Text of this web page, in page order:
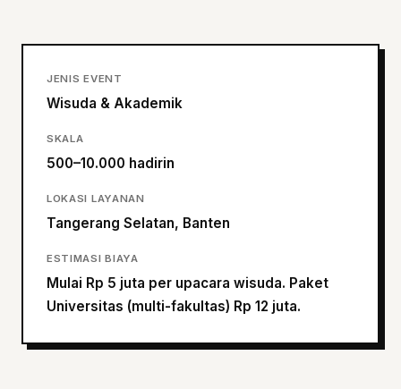
JENIS EVENT
Wisuda & Akademik
SKALA
500–10.000 hadirin
LOKASI LAYANAN
Tangerang Selatan, Banten
ESTIMASI BIAYA
Mulai Rp 5 juta per upacara wisuda. Paket
Universitas (multi-fakultas) Rp 12 juta.